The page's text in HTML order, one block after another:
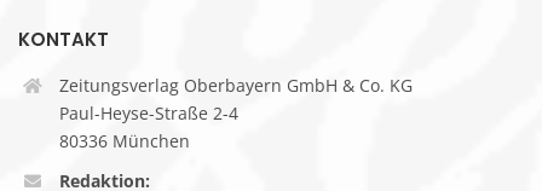
KONTAKT
Zeitungsverlag Oberbayern GmbH & Co. KG
Paul-Heyse-Straße 2-4
80336 München
Redaktion: